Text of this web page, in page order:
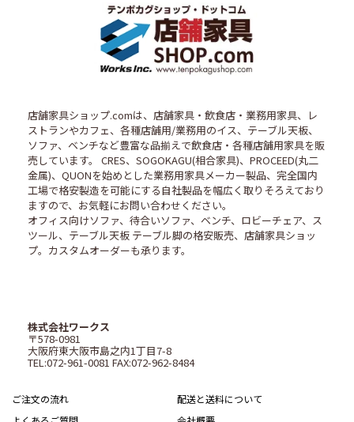
店舗家具ショップ.comは、店舗家具・飲食店・業務用家具、レ
ストランやカフェ、各種店舗用/業務用のイス、テーブル天板、
ソファ、ベンチなど豊富な品揃えで飲食店・各種店舗用家具を販
売しています。 CRES、SOGOKAGU(相合家具)、PROCEED(丸二
金属)、QUONを始めとした業務用家具メーカー製品、完全国内
工場で格安製造を可能にする自社製品を幅広く取りそろえており
ますので、お気軽にお問い合わせください。
オフィス向けソファ、待合いソファ、ベンチ、ロビーチェア、ス
ツール、テーブル天板 テーブル脚の格安販売、店舗家具ショッ
プ。カスタムオーダーも承ります。
株式会社ワークス
〒578-0981
大阪府東大阪市島之内1丁目7-8
TEL:072-961-0081 FAX:072-962-8484
ご注文の流れ
配送と送料について